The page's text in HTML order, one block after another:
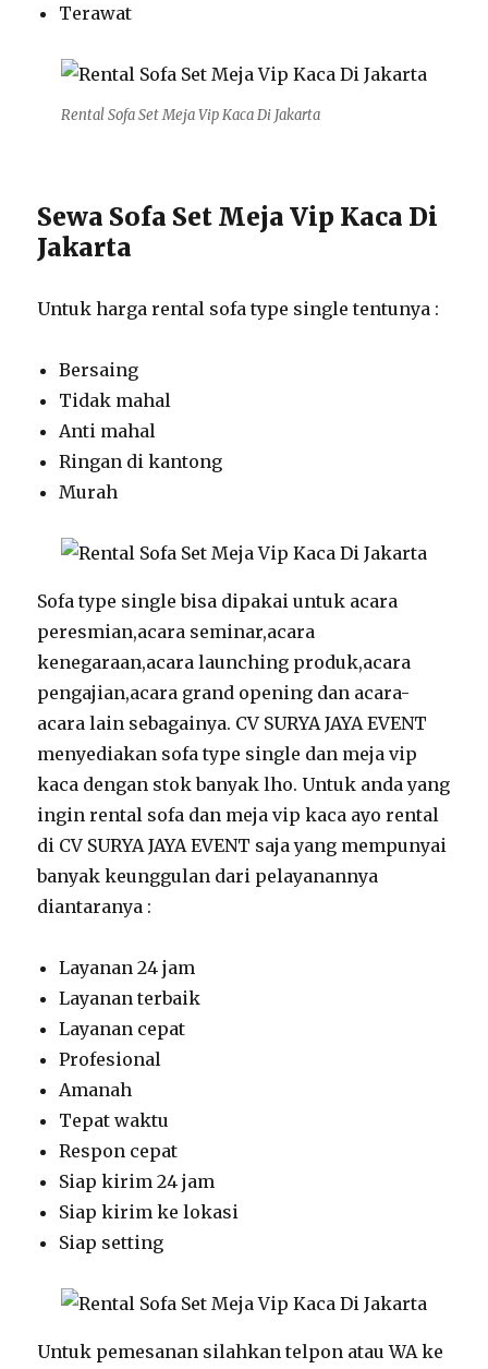
Terawat
Rental Sofa Set Meja Vip Kaca Di Jakarta
Sewa Sofa Set Meja Vip Kaca Di
Jakarta
Untuk harga rental sofa type single tentunya :
Bersaing
Tidak mahal
Anti mahal
Ringan di kantong
Murah
Sofa type single bisa dipakai untuk acara
peresmian,acara seminar,acara
kenegaraan,acara launching produk,acara
pengajian,acara grand opening dan acara-
acara lain sebagainya. CV SURYA JAYA EVENT
menyediakan sofa type single dan meja vip
kaca dengan stok banyak lho. Untuk anda yang
ingin rental sofa dan meja vip kaca ayo rental
di CV SURYA JAYA EVENT saja yang mempunyai
banyak keunggulan dari pelayanannya
diantaranya :
Layanan 24 jam
Layanan terbaik
Layanan cepat
Profesional
Amanah
Tepat waktu
Respon cepat
Siap kirim 24 jam
Siap kirim ke lokasi
Siap setting
Untuk pemesanan silahkan telpon atau WA ke